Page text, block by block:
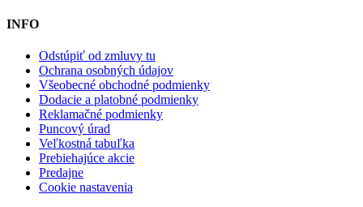
INFO
Odstúpiť od zmluvy tu
Ochrana osobných údajov
Všeobecné obchodné podmienky
Dodacie a platobné podmienky
Reklamačné podmienky
Puncový úrad
Veľkostná tabuľka
Prebiehajúce akcie
Predajne
Cookie nastavenia